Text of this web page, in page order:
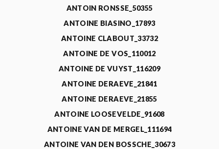
ANTOIN RONSSE_50355
ANTOINE BIASINO_17893
ANTOINE CLABOUT_33732
ANTOINE DE VOS_110012
ANTOINE DE VUYST_116209
ANTOINE DERAEVE_21841
ANTOINE DERAEVE_21855
ANTOINE LOOSEVELDE_91608
ANTOINE VAN DE MERGEL_111694
ANTOINE VAN DEN BOSSCHE_30673